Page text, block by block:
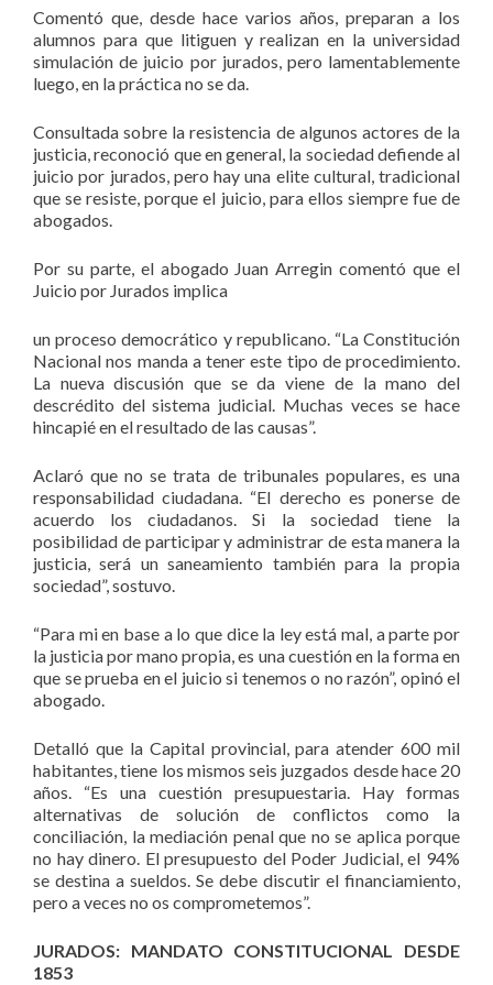
Comentó que, desde hace varios años, preparan a los
alumnos para que litiguen y realizan en la universidad
simulación de juicio por jurados, pero lamentablemente
luego, en la práctica no se da.
Consultada sobre la resistencia de algunos actores de la
justicia, reconoció que en general, la sociedad defiende al
juicio por jurados, pero hay una elite cultural, tradicional
que se resiste, porque el juicio, para ellos siempre fue de
abogados.
Por su parte, el abogado Juan Arregin comentó que el
Juicio por Jurados implica
un proceso democrático y republicano. “La Constitución
Nacional nos manda a tener este tipo de procedimiento.
La nueva discusión que se da viene de la mano del
descrédito del sistema judicial. Muchas veces se hace
hincapié en el resultado de las causas”.
Aclaró que no se trata de tribunales populares, es una
responsabilidad ciudadana. “El derecho es ponerse de
acuerdo los ciudadanos. Si la sociedad tiene la
posibilidad de participar y administrar de esta manera la
justicia, será un saneamiento también para la propia
sociedad”, sostuvo.
“Para mi en base a lo que dice la ley está mal, a parte por
la justicia por mano propia, es una cuestión en la forma en
que se prueba en el juicio si tenemos o no razón”, opinó el
abogado.
Detalló que la Capital provincial, para atender 600 mil
habitantes, tiene los mismos seis juzgados desde hace 20
años. “Es una cuestión presupuestaria. Hay formas
alternativas de solución de conflictos como la
conciliación, la mediación penal que no se aplica porque
no hay dinero. El presupuesto del Poder Judicial, el 94%
se destina a sueldos. Se debe discutir el financiamiento,
pero a veces no os comprometemos”.
JURADOS: MANDATO CONSTITUCIONAL DESDE
1853